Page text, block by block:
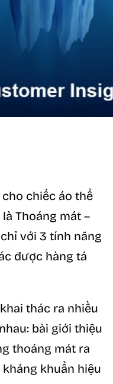
chiếc áo thể
Thoáng mát –
với 3 tính năng
được hàng tá
thác ra nhiều
bài giới thiệu
thoáng mát ra
kháng khuẩn hiệu